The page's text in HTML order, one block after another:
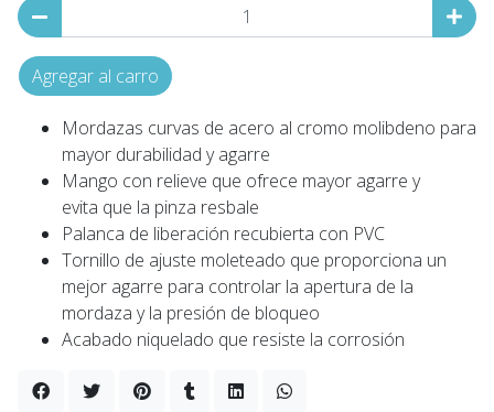
Agregar al carro
Mordazas curvas de acero al cromo molibdeno para
mayor durabilidad y agarre
Mango con relieve que ofrece mayor agarre y
evita que la pinza resbale
Palanca de liberación recubierta con PVC
Tornillo de ajuste moleteado que proporciona un
mejor agarre para controlar la apertura de la
mordaza y la presión de bloqueo
Acabado niquelado que resiste la corrosión